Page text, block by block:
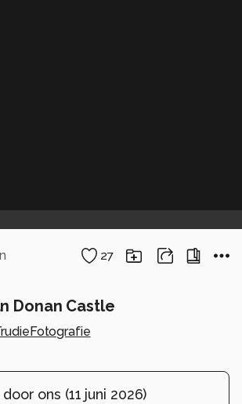
27
Donan Castle
ons (11 juni 2026)